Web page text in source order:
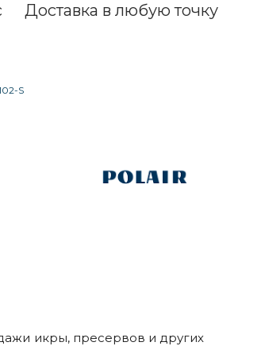
Доставка в любую точку
S
икры, пресервов и других